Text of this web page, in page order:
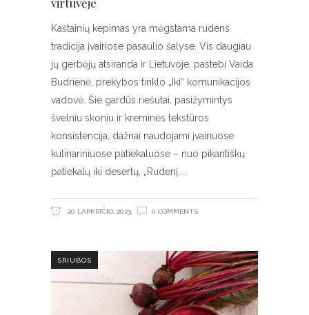
Kaštainių kepimas yra mėgstama rudens
tradicija įvairiose pasaulio šalyse. Vis daugiau
jų gerbėjų atsiranda ir Lietuvoje, pastebi Vaida
Budrienė, prekybos tinklo „Iki“ komunikacijos
vadovė. Šie gardūs riešutai, pasižymintys
švelniu skoniu ir kreminės tekstūros
konsistencija, dažnai naudojami įvairiuose
kulinariniuose patiekaluose – nuo pikantiškų
patiekalų iki desertų. „Rudenį,
20 LAPKRIČIO, 2023 0 COMMENTS
SRIUBOS